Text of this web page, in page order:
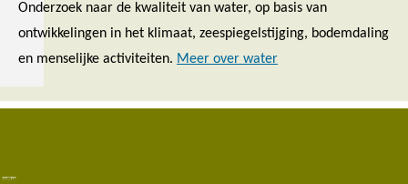
Onderzoek naar de kwaliteit van water, op basis van
ontwikkelingen in het klimaat, zeespiegelstijging, bodemdaling
en menselijke activiteiten. Meer over water